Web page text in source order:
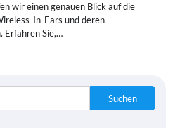
wir einen genauen Blick auf die
In-Ears und deren
Erfahren Sie,…
Suchen